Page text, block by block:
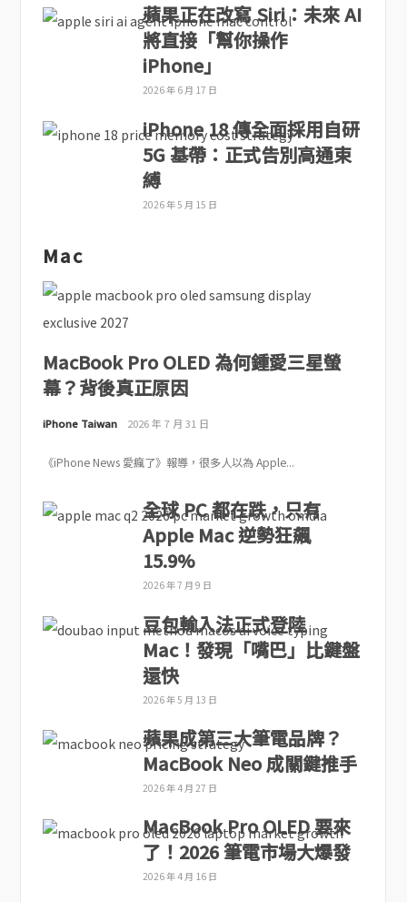
蘋果正在改寫 Siri：未來 AI
將直接「幫你操作
iPhone」
2026 年 6 月 17 日
iPhone 18 傳全面採用自研
5G 基帶：正式告別高通束
縛
2026 年 5 月 15 日
Mac
MacBook Pro OLED 為何鍾愛三星螢
幕？背後真正原因
iPhone Taiwan 2026 年 7 月 31 日
《iPhone News 愛瘋了》報導，很多人以為 Apple...
全球 PC 都在跌，只有
Apple Mac 逆勢狂飆
15.9%
2026 年 7 月 9 日
豆包輸入法正式登陸
Mac！發現「嘴巴」比鍵盤
還快
2026 年 5 月 13 日
蘋果成第三大筆電品牌？
MacBook Neo 成關鍵推手
2026 年 4 月 27 日
MacBook Pro OLED 要來
了！2026 筆電市場大爆發
2026 年 4 月 16 日